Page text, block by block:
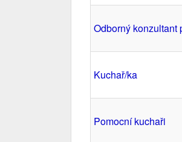
Odborný konzultant
Kuchař/ka
Pomocní kuchaři